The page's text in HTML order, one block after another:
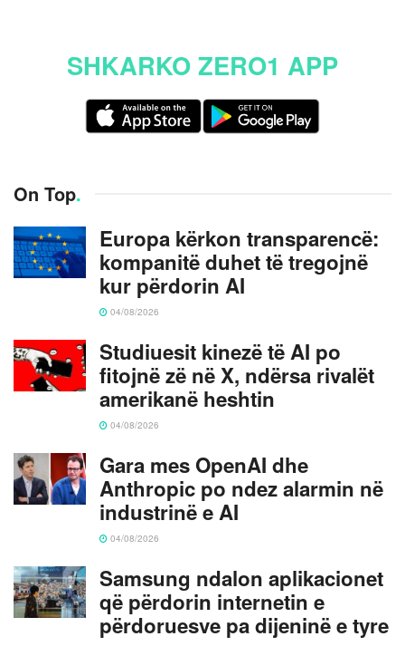
SHKARKO ZERO1 APP
On Top.
Europa kërkon transparencë:
kompanitë duhet të tregojnë
kur përdorin AI
04/08/2026
Studiuesit kinezë të AI po
fitojnë zë në X, ndërsa rivalët
amerikanë heshtin
04/08/2026
Gara mes OpenAI dhe
Anthropic po ndez alarmin në
industrinë e AI
04/08/2026
Samsung ndalon aplikacionet
që përdorin internetin e
përdoruesve pa dijeninë e tyre